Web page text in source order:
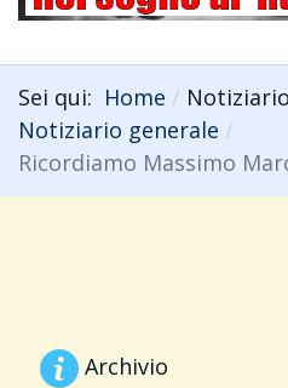
Sei qui: Home
Notiziario
Notiziario generale
Ricordiamo Massimo
Archivio